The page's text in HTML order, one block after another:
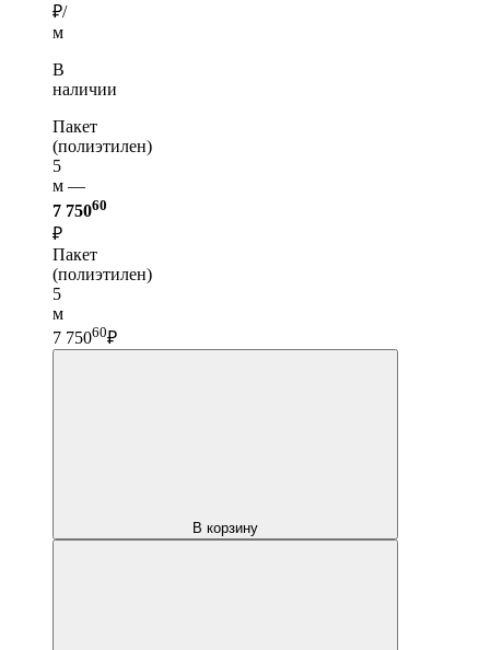
₽/
м
В
наличии
Пакет
(полиэтилен)
5
м —
7 75060
₽
Пакет
(полиэтилен)
5
м
7 75060₽
В корзину